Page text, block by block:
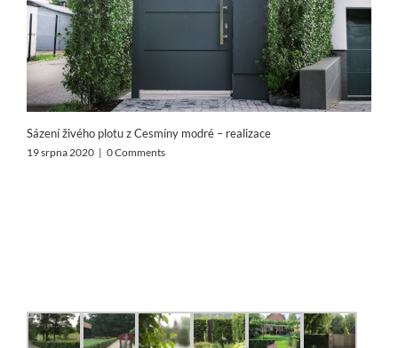
Sázení živého plotu z Cesmíny modré – realizace
19 srpna 2020 | 0 Comments